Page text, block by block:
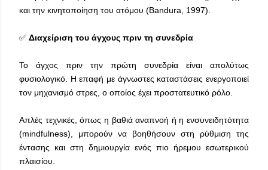
και την κινητοποίηση του ατόμου (Bandura, 1997).
✅ Διαχείριση του άγχους πριν τη συνεδρία
Το άγχος πριν την πρώτη συνεδρία είναι απολύτως
φυσιολογικό. Η επαφή με άγνωστες καταστάσεις ενεργοποιεί
τον μηχανισμό στρες, ο οποίος έχει προστατευτικό ρόλο.
Απλές τεχνικές, όπως η βαθιά αναπνοή ή η ενσυνειδητότητα
(mindfulness), μπορούν να βοηθήσουν στη ρύθμιση της
έντασης και στη δημιουργία ενός πιο ήρεμου εσωτερικού
πλαισίου.